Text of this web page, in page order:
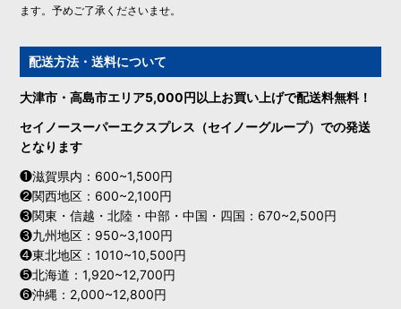
ます。予めご了承くださいませ。
配送方法・送料について
大津市・高島市エリア5,000円以上お買い上げで配送料無料！
セイノースーパーエクスプレス（セイノーグループ）での発送
となります
❶滋賀県内：600~1,500円
❷関西地区：600~2,100円
❸関東・信越・北陸・中部・中国・四国：670~2,500円
❸九州地区：950~3,100円
❹東北地区：1010~10,500円
❺北海道：1,920~12,700円
❻沖縄：2,000~12,800円